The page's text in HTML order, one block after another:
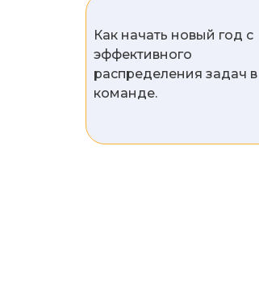
Как начать новый год с
эффективного
распределения задач в
команде.